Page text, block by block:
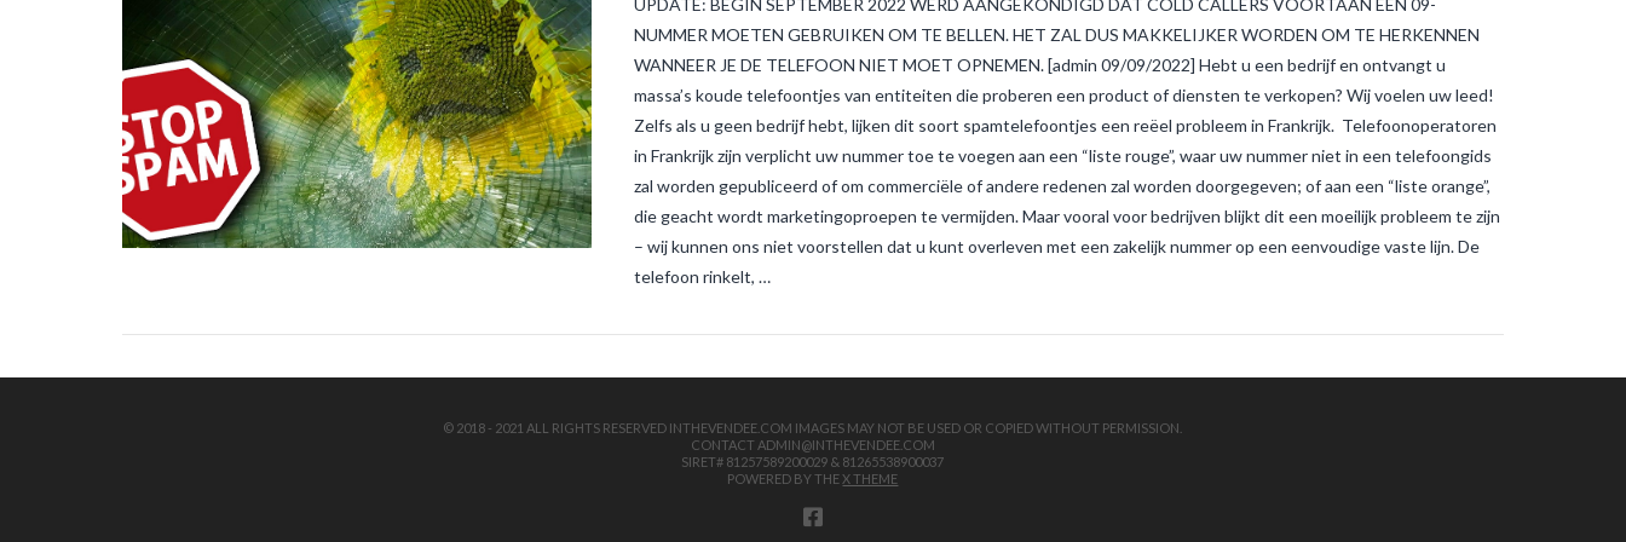
muggenbeten en
tijgermuggenbeten?
tijgermuggen uit te roeien?
in-frankrijk wonen-vendee
UPDATE: BEGIN SEPTEMBER 2022 WERD AANGEKONDIGD DAT COLD CALLERS VOORTAAN EEN 09-
NUMMER MOETEN GEBRUIKEN OM TE BELLEN. HET ZAL DUS MAKKELIJKER WORDEN OM TE HERKENNEN
WANNEER JE DE TELEFOON NIET MOET OPNEMEN. [admin 09/09/2022] Hebt u een bedrijf en ontvangt u
massa’s koude telefoontjes van entiteiten die proberen een product of diensten te verkopen? Wij voelen uw leed!
Zelfs als u geen bedrijf hebt, lijken dit soort spamtelefoontjes een reëel probleem in Frankrijk. Telefoonoperatoren
in Frankrijk zijn verplicht uw nummer toe te voegen aan een “liste rouge”, waar uw nummer niet in een telefoongids
zal worden gepubliceerd of om commerciële of andere redenen zal worden doorgegeven; of aan een “liste orange”,
die geacht wordt marketingoproepen te vermijden. Maar vooral voor bedrijven blijkt dit een moeilijk probleem te zijn
– wij kunnen ons niet voorstellen dat u kunt overleven met een zakelijk nummer op een eenvoudige vaste lijn. De
telefoon rinkelt, …
© 2018 - 2021 ALL RIGHTS RESERVED INTHEVENDEE.COM IMAGES MAY NOT BE USED OR COPIED WITHOUT PERMISSION.
CONTACT ADMIN@INTHEVENDEE.COM
SIRET# 81257589200029 & 81265538900037
POWERED BY THEX THEME